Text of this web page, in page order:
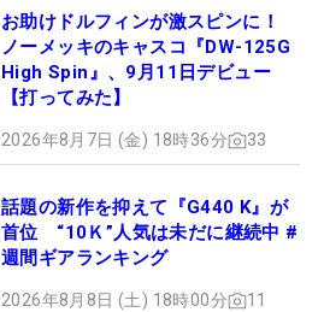
お助けドルフィンが激スピンに！
ノーメッキのキャスコ『DW-125G
High Spin』、9月11日デビュー
【打ってみた】
2026年8月7日 (金) 18時36分 33
話題の新作を抑えて『G440 K』が
首位 “10Ｋ”人気は未だに継続中 #
週間ギアランキング
2026年8月8日 (土) 18時00分 11